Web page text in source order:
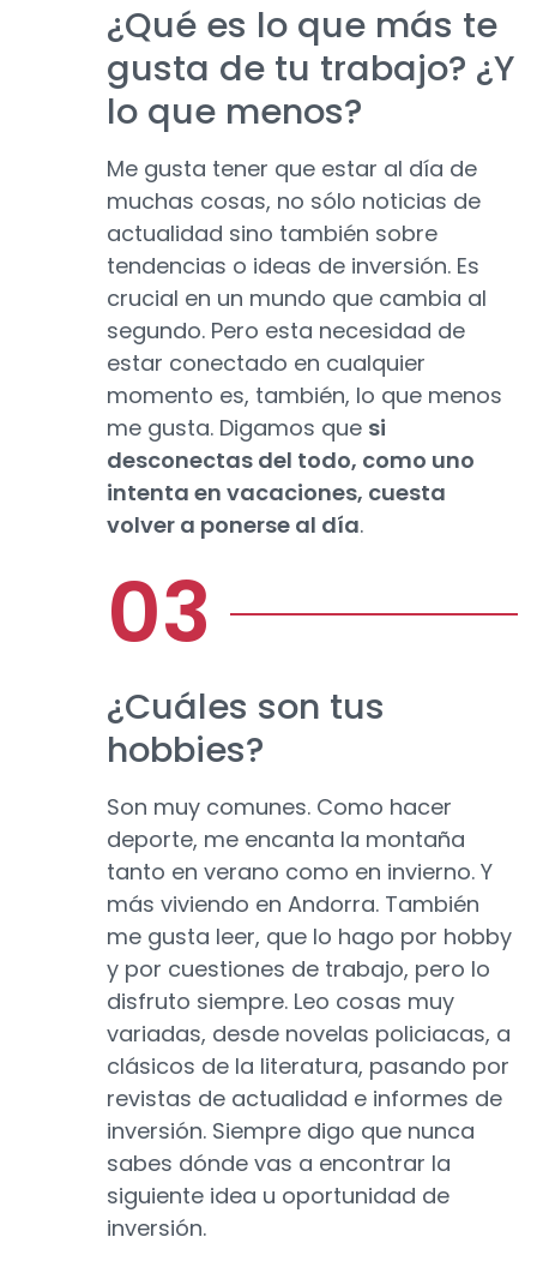
¿Qué es lo que más te
gusta de tu trabajo? ¿Y
lo que menos?
Me gusta tener que estar al día de
muchas cosas, no sólo noticias de
actualidad sino también sobre
tendencias o ideas de inversión. Es
crucial en un mundo que cambia al
segundo. Pero esta necesidad de
estar conectado en cualquier
momento es, también, lo que menos
me gusta. Digamos que si
desconectas del todo, como uno
intenta en vacaciones, cuesta
volver a ponerse al día.
¿Cuáles son tus
hobbies?
Son muy comunes. Como hacer
deporte, me encanta la montaña
tanto en verano como en invierno. Y
más viviendo en Andorra. También
me gusta leer, que lo hago por hobby
y por cuestiones de trabajo, pero lo
disfruto siempre. Leo cosas muy
variadas, desde novelas policiacas, a
clásicos de la literatura, pasando por
revistas de actualidad e informes de
inversión. Siempre digo que nunca
sabes dónde vas a encontrar la
siguiente idea u oportunidad de
inversión.